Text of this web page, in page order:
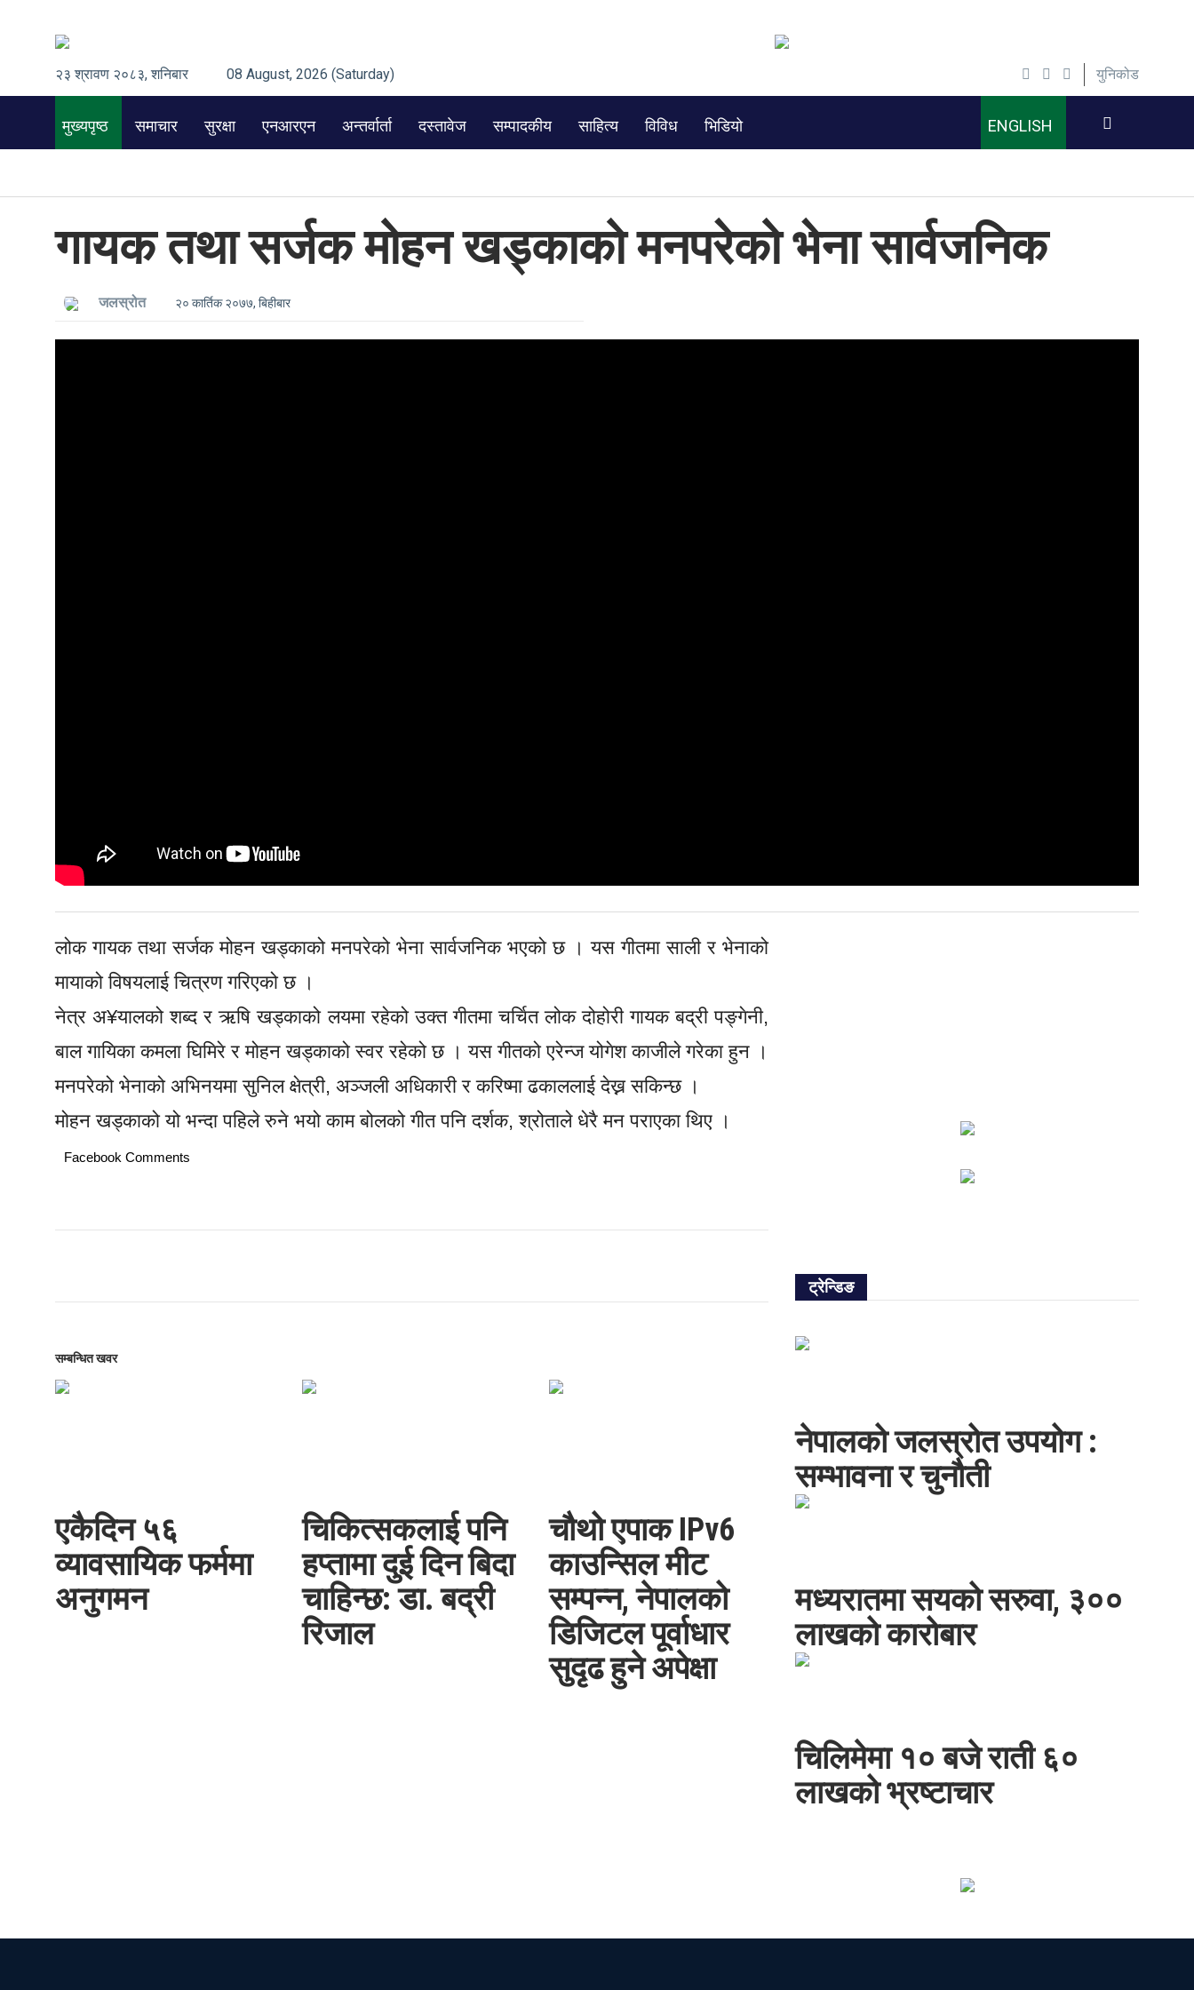
२३ श्रावण २०८३, शनिबार 08 August, 2026 (Saturday) युनिकोड
मुख्यपृष्ठ समाचार सुरक्षा एनआरएन अन्तर्वार्ता दस्तावेज सम्पादकीय साहित्य विविध भिडियो ENGLISH
गायक तथा सर्जक मोहन खड्काको मनपरेको भेना सार्वजनिक
जलस्रोत २० कार्तिक २०७७, बिहीबार
लोक गायक तथा सर्जक मोहन खड्काको मनपरेको भेना सार्वजनिक भएको छ । यस गीतमा साली र भेनाको
मायाको विषयलाई चित्रण गरिएको छ ।
नेत्र अ¥यालको शब्द र ऋषि खड्काको लयमा रहेको उक्त गीतमा चर्चित लोक दोहोरी गायक बद्री पङ्गेनी,
बाल गायिका कमला घिमिरे र मोहन खड्काको स्वर रहेको छ । यस गीतको एरेन्ज योगेश काजीले गरेका हुन ।
मनपरेको भेनाको अभिनयमा सुनिल क्षेत्री, अञ्जली अधिकारी र करिष्मा ढकाललाई देख्न सकिन्छ ।
मोहन खड्काको यो भन्दा पहिले रुने भयो काम बोलको गीत पनि दर्शक, श्रोताले धेरै मन पराएका थिए ।
Facebook Comments
सम्बन्धित खवर
एकैदिन ५६
व्यावसायिक फर्ममा
अनुगमन
चिकित्सकलाई पनि
हप्तामा दुई दिन बिदा
चाहिन्छ: डा. बद्री
रिजाल
चौथो एपाक IPv6
काउन्सिल मीट
सम्पन्न, नेपालको
डिजिटल पूर्वाधार
सुदृढ हुने अपेक्षा
ट्रेन्डिङ
नेपालको जलस्रोत उपयोग :
सम्भावना र चुनौती
मध्यरातमा सयको सरुवा, ३००
लाखको कारोबार
चिलिमेमा १० बजे राती ६०
लाखको भ्रष्टाचार